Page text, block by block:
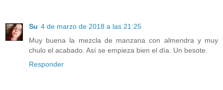
Su 4 de marzo de 2018 a las 21:25
Muy buena la mezcla de manzana con almendra y muy
chulo el acabado. Así se empieza bien el día. Un besote.
Responder